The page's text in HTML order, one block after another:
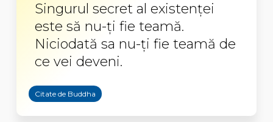
Singurul secret al existenței
este să nu-ți fie teamă.
Niciodată sa nu-ți fie teamă de
ce vei deveni.
Citate de Buddha